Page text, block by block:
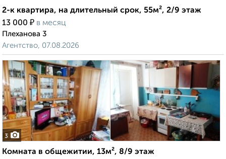
2-к квартира, на длительный срок, 55м², 2/9 этаж
13 000 ₽ в месяц
Плеханова 3
Агентство, 07.08.2026
3
Комната в общежитии, 13м², 8/9 этаж